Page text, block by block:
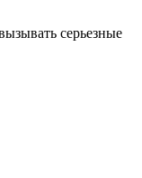
серьезные